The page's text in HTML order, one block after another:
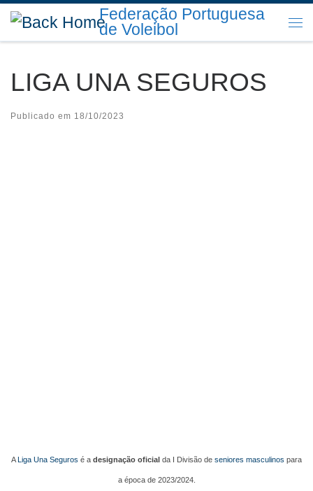
Skip to content Federação Portuguesa
de Voleibol
LIGA UNA SEGUROS
Publicado em 18/10/2023
A Liga Una Seguros é a designação oficial da I Divisão de seniores masculinos para
a época de 2023/2024.